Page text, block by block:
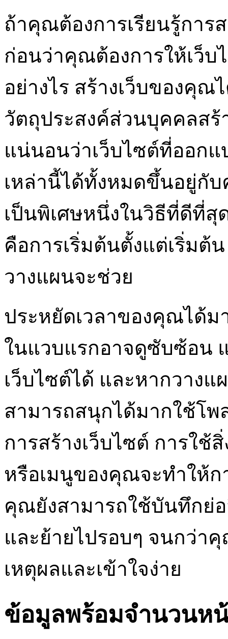
ถ้าคุณต้องการเรียนรู้การ
ก่อนว่าคุณต้องการให้เว็บ
อย่างไร สร้างเว็บของคุณ
วัตถุประสงค์ส่วนบุคคลสร้
แน่นอนว่าเว็บไซต์ที่ออก
เหล่านี้ได้ทั้งหมดขึ้นอยู่กั
เป็นพิเศษหนึ่งในวิธีที่ดีที่สุ
คือการเริ่มต้นตั้งแต่เริ่มต้
วางแผนจะช่วย
ประหยัดเวลาของคุณได้ม
ในแวบแรกอาจดูซับซ้อน
เว็บไซต์ได้ และหากวางแ
สามารถสนุกได้มากใช้โ
การสร้างเว็บไซต์ การใช้
หรือเมนูของคุณจะทำให้ก
คุณยังสามารถใช้บันทึกย่
และย้ายไปรอบๆ จนกว่า
เหตุผลและเข้าใจง่าย
ข้อมูลพร้อมจำนวนห